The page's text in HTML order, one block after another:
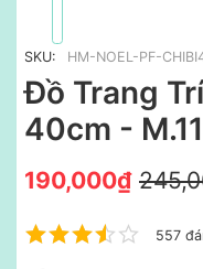
SKU: HM-NOEL-PF-
Đồ Trang
40cm - M.11
190,000₫
557